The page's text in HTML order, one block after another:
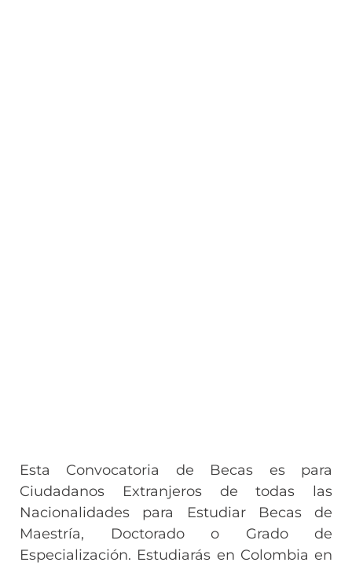
Esta Convocatoria de Becas es para
Ciudadanos Extranjeros de todas las
Nacionalidades para Estudiar Becas de
Maestría, Doctorado o Grado de
Especialización. Estudiarás en Colombia en